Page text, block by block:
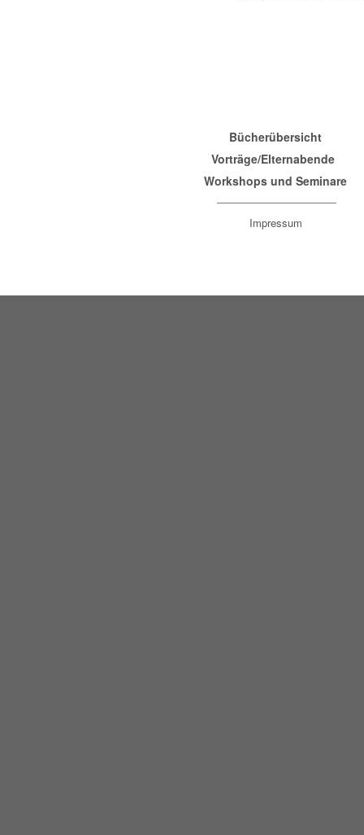
Bücherübersicht
Workshops und Seminare
Impressum
Vorträge/Elternabende